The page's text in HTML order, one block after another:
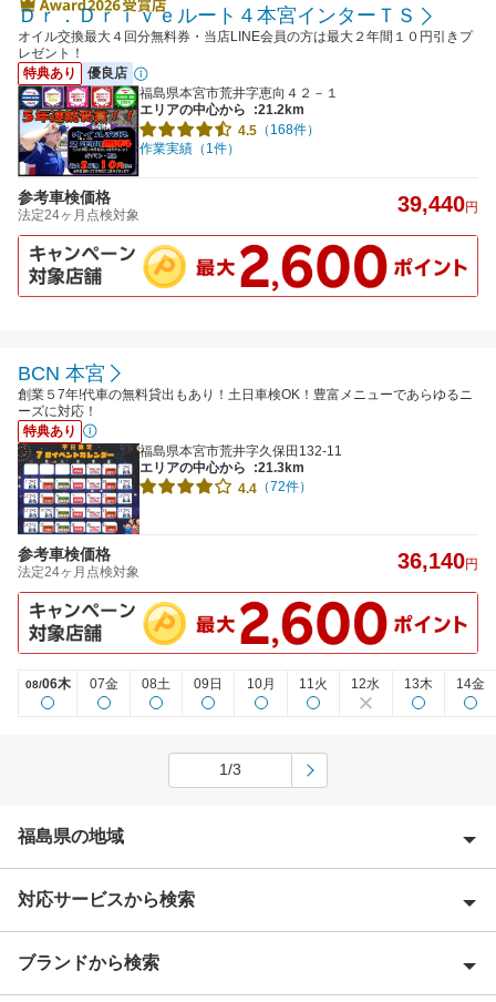
Ｄｒ．Ｄｒｉｖｅルート４本宮インターＴＳ
オイル交換最大４回分無料券・当店LINE会員の方は最大２年間１０円引きプ
レゼント！
特典あり
優良店
福島県本宮市荒井字恵向４２－１
エリアの中心から
:21.2km
4.5 （168件）
作業実績（1件）
参考車検価格
法定24ヶ月点検対象 39,440円
BCN 本宮
創業５7年!代車の無料貸出もあり！土日車検OK！豊富メニューであらゆるニ
ーズに対応！
特典あり
福島県本宮市荒井字久保田132-11
エリアの中心から
:21.3km
4.4 （72件）
参考車検価格
法定24ヶ月点検対象 36,140円
08/06木 07金 08土 09日 10月 11火 12水 13木 14金
1/3
福島県の地域
会津若松市
石川郡
対応サービスから検索
Award 受賞店
ブランドから検索